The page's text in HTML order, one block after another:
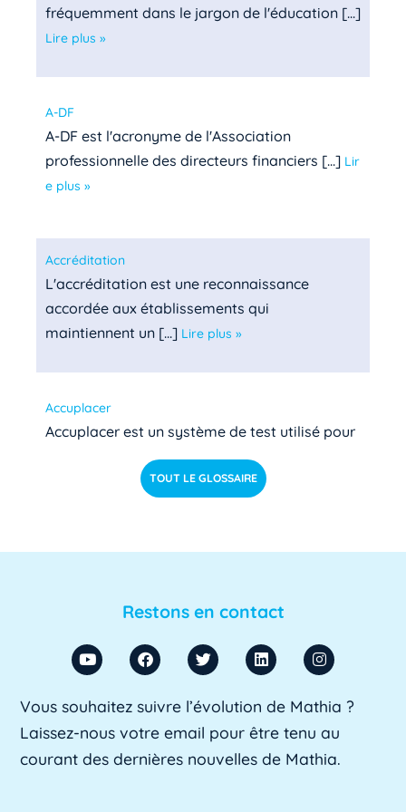
fréquemment dans le jargon de l'éducation [...]
Lire plus »
A-DF
A-DF est l'acronyme de l'Association
professionnelle des directeurs financiers [...] Lir
e plus »
Accréditation
L'accréditation est une reconnaissance
accordée aux établissements qui
maintiennent un [...] Lire plus »
Accuplacer
Accuplacer est un système de test utilisé pour
déterminer si les étudiants de niveau [...]
ACU
d'Université. Il s'agit d'un fonctionnaire chargé
ADA SUP
ADA SUP est l'acronyme de l'Association
professionnelle des directeurs d'achats des [...]
TOUT LE GLOSSAIRE
Restons en contact
Vous souhaitez suivre l’évolution de Mathia ?
Laissez-nous votre email pour être tenu au
courant des dernières nouvelles de Mathia.